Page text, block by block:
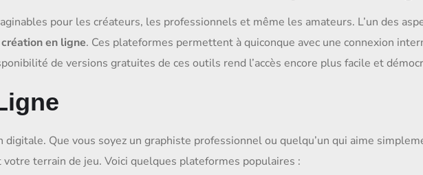
pour les créateurs, les professionnels et même les amateurs. L’un des
en ligne. Ces plateformes permettent à quiconque avec une connexion
de versions gratuites de ces outils rend l’accès encore plus facile et
Que vous soyez un graphiste professionnel ou quelqu’un qui aime
terrain de jeu. Voici quelques plateformes populaires :